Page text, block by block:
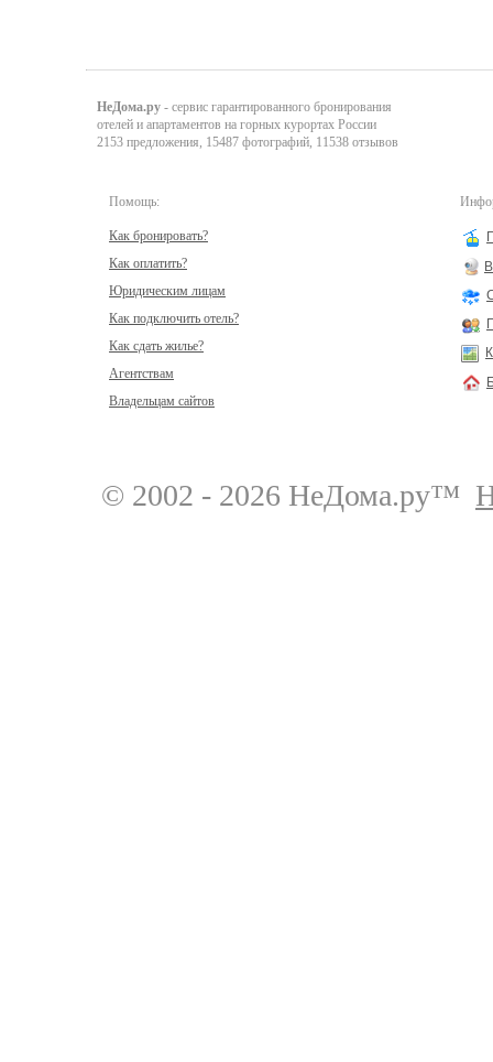
НеДома.ру - сервис гарантированного бронирования
отелей и апартаментов на горных курортах России
2153 предложения, 15487 фотографий, 11538 отзывов
Помощь:
Как бронировать?
Как оплатить?
Юридическим лицам
Как подключить отель?
Как сдать жилье?
Агентствам
Владельцам сайтов
© 2002 - 2026 НеДома.ру™